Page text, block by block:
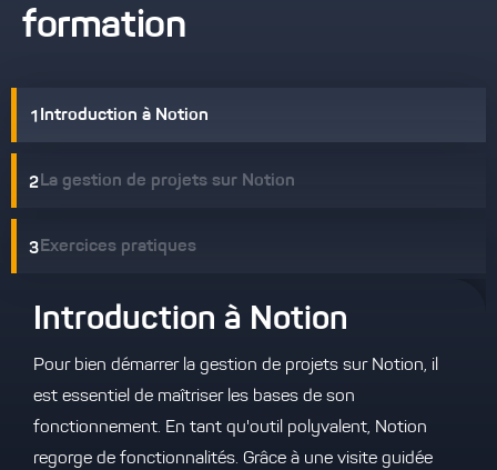
formation
Introduction à Notion
La gestion de projets sur Notion
Exercices pratiques
Introduction à Notion
Pour bien démarrer la gestion de projets sur Notion, il
est essentiel de maîtriser les bases de son
fonctionnement. En tant qu'outil polyvalent, Notion
regorge de fonctionnalités. Grâce à une visite guidée